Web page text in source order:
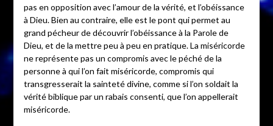
pas en opposition avec l’amour de la vérité, et l’obéissance
à Dieu. Bien au contraire, elle est le pont qui permet au
grand pécheur de découvrir l’obéissance à la Parole de
Dieu, et de la mettre peu à peu en pratique. La miséricorde
ne représente pas un compromis avec le péché de la
personne à qui l’on fait miséricorde, compromis qui
transgresserait la sainteté divine, comme si l’on soldait la
vérité biblique par un rabais consenti, que l’on appellerait
miséricorde.